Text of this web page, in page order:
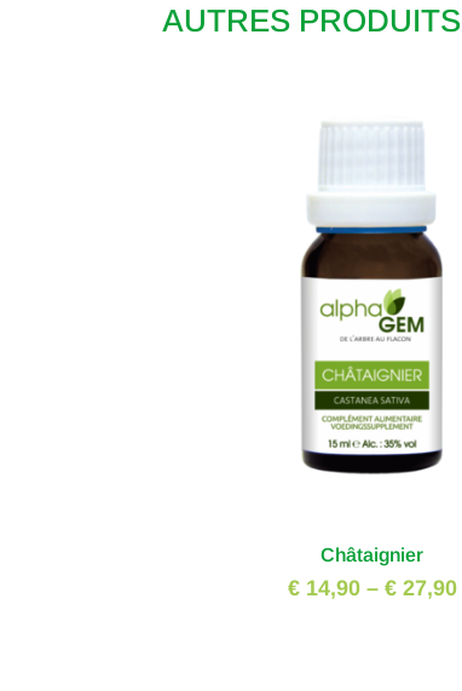
AUTRES PRODUITS
Châtaignier
€ 14,90– € 27,90